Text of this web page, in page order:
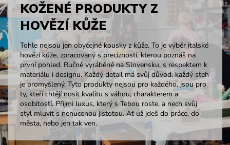
KOŽENÉ PRODUKTY Z
HOVĚZÍ KŮŽE
Tohle nejsou jen obyčejné kousky z kůže. To je výběr italské
hovězí kůže, zpracovaný s precizností, kterou poznáš na
první pohled. Ručně vyráběné na Slovensku, s respektem k
materiálu i designu. Každý detail má svůj důvod, každý steh
je promyšlený. Tyto produkty nejsou pro každého, jsou pro
ty, kteří chtějí nosit kvalitu s váhou, charakterem a
osobitostí. Přijmi luxus, který s Tebou roste, a nech svůj
styl mluvit s nenucenou jistotou. Ať už jdeš do práce, do
města, nebo jen tak ven.